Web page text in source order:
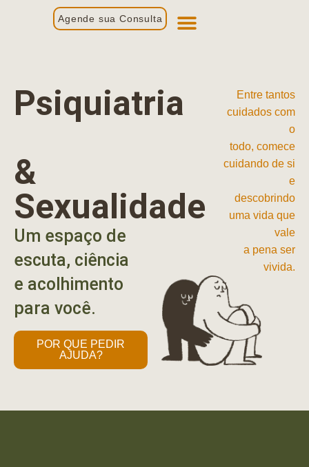
Agende sua Consulta
Psiquiatria
&
Sexualidade
Um espaço de
escuta, ciência
e acolhimento
para você.
POR QUE PEDIR
AJUDA?
Entre tantos
cuidados com
o
todo, comece
cuidando de si
e
descobrindo
uma vida que
vale
a pena ser
vivida.